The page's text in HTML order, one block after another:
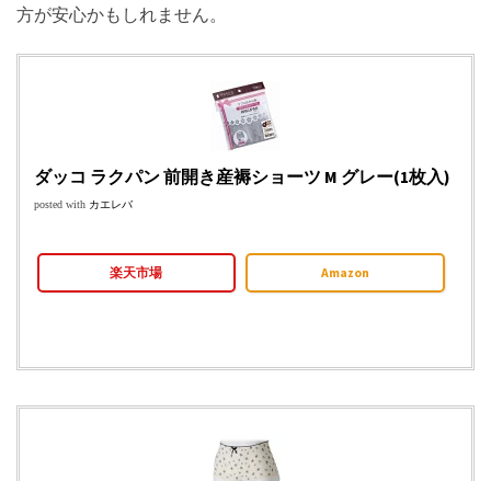
方が安心かもしれません。
ダッコ ラクパン 前開き産褥ショーツ M グレー(1枚入)
posted with カエレバ
楽天市場 Amazon